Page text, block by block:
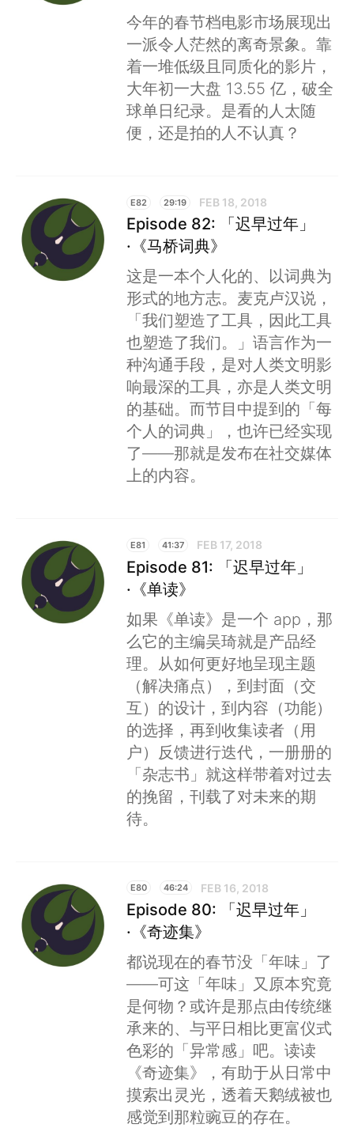
今年的春节档电影市场展现出
一派令人茫然的离奇景象。靠
着一堆低级且同质化的影片，
大年初一大盘 13.55 亿，破全
球单日纪录。是看的人太随
便，还是拍的人不认真？
E82 29:19 FEB 18, 2018
Episode 82: 「迟早过年」
·《马桥词典》
这是一本个人化的、以词典为
形式的地方志。麦克卢汉说，
「我们塑造了工具，因此工具
也塑造了我们。」语言作为一
种沟通手段，是对人类文明影
响最深的工具，亦是人类文明
的基础。而节目中提到的「每
个人的词典」，也许已经实现
了——那就是发布在社交媒体
上的内容。
E81 41:37 FEB 17, 2018
Episode 81: 「迟早过年」
·《单读》
如果《单读》是一个 app，那
么它的主编吴琦就是产品经
理。从如何更好地呈现主题
（解决痛点），到封面（交
互）的设计，到内容（功能）
的选择，再到收集读者（用
户）反馈进行迭代，一册册的
「杂志书」就这样带着对过去
的挽留，刊载了对未来的期
待。
E80 46:24 FEB 16, 2018
Episode 80: 「迟早过年」
·《奇迹集》
都说现在的春节没「年味」了
——可这「年味」又原本究竟
是何物？或许是那点由传统继
承来的、与平日相比更富仪式
色彩的「异常感」吧。读读
《奇迹集》，有助于从日常中
摸索出灵光，透着天鹅绒被也
感觉到那粒豌豆的存在。